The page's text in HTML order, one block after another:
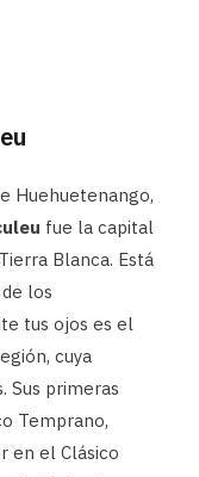
Huehuetenango,
fue la capital
Blanca. Está
los
tus ojos es el
cuya
Sus primeras
Temprano,
en el Clásico